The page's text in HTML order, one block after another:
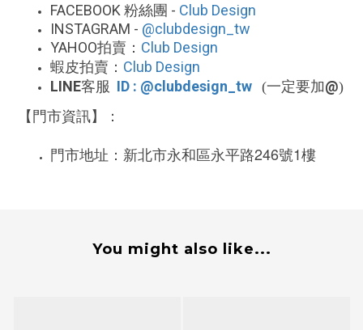
FACEBOOK 粉絲團 - Club Design
INSTAGRAM - @clubdesign_tw
YAHOO拍賣： Club Design
蝦皮拍賣： Club Design
LINE客服 ID : @clubdesign_tw (一定要加@)
【門市資訊】：
門市地址：新北市永和區永平路246號1樓
You might also like...